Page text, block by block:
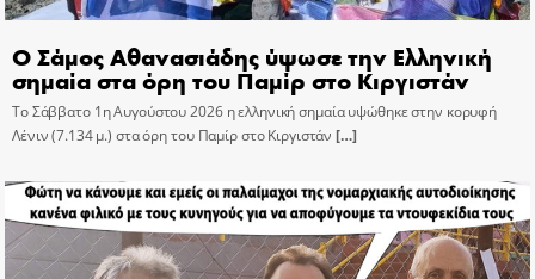
Ο Σάμος Αθανασιάδης ύψωσε την Ελληνική
σημαία στα όρη του Παμίρ στο Κιργιστάν
Το Σάββατο 1η Αυγούστου 2026 η ελληνική σημαία υψώθηκε στην κορυφή
Λένιν (7.134 μ.) στα όρη του Παμίρ στο Κιργιστάν […]